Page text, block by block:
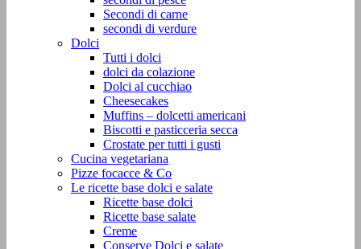
Secondi di carne
secondi di verdure
Dolci
Tutti i dolci
dolci da colazione
Dolci al cucchiao
Cheesecakes
Muffins – dolcetti americani
Biscotti e pasticceria secca
Crostate per tutti i gusti
Cucina vegetariana
Pizze focacce & Co
Le ricette base dolci e salate
Ricette base dolci
Ricette base salate
Creme
Conserve Dolci e salate